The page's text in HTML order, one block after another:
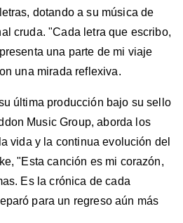
dotando a su música de
cruda. "Cada letra que escribo,
una parte de mi viaje
una mirada reflexiva.
última producción bajo su sello
Music Group, aborda los
vida y la continua evolución del
"Esta canción es mi corazón,
Es la crónica de cada
para un regreso aún más